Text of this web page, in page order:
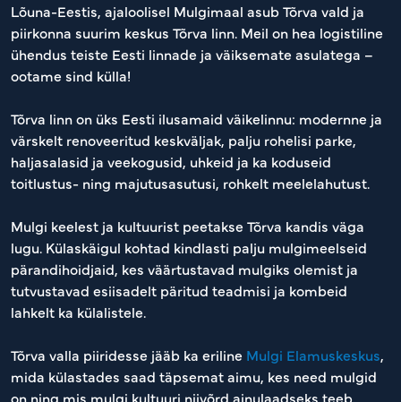
Lõuna-Eestis, ajaloolisel Mulgimaal asub Tõrva vald ja
piirkonna suurim keskus Tõrva linn. Meil on hea logistiline
ühendus teiste Eesti linnade ja väiksemate asulatega –
ootame sind külla!
Tõrva linn on üks Eesti ilusamaid väikelinnu: modernne ja
värskelt renoveeritud keskväljak, palju rohelisi parke,
haljasalasid ja veekogusid, uhkeid ja ka koduseid
toitlustus- ning majutusasutusi, rohkelt meelelahutust.
Mulgi keelest ja kultuurist peetakse Tõrva kandis väga
lugu. Külaskäigul kohtad kindlasti palju mulgimeelseid
pärandihoidjaid, kes väärtustavad mulgiks olemist ja
tutvustavad esiisadelt päritud teadmisi ja kombeid
lahkelt ka külalistele.
Tõrva valla piiridesse jääb ka eriline Mulgi Elamuskeskus,
mida külastades saad täpsemat aimu, kes need mulgid
on ning mis mulgi kultuuri niivõrd ainulaadseks teeb.